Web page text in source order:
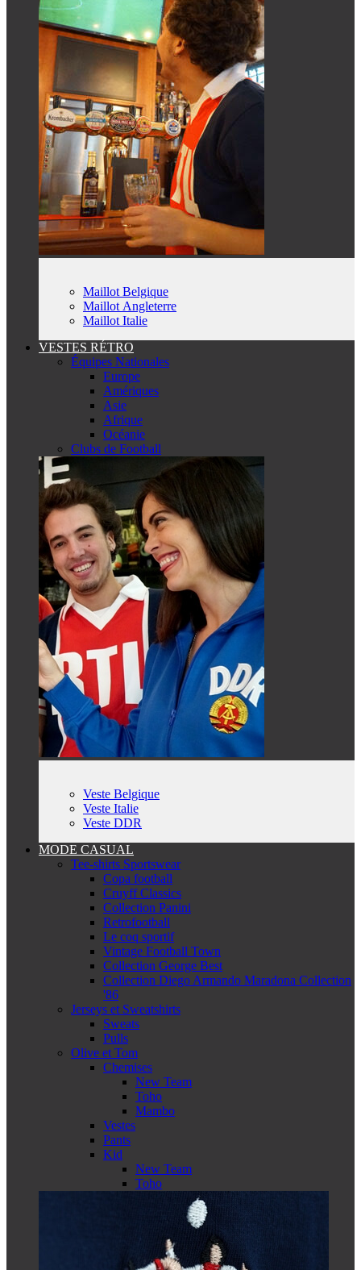
Maillot Belgique
Maillot Angleterre
Maillot Italie
VESTES RÉTRO
Équipes Nationales
Europe
Amériques
Asie
Afrique
Océanie
Clubs de Football
Veste Belgique
Veste Italie
Veste DDR
MODE CASUAL
Tee-shirts Sportswear
Copa football
Cruyff Classics
Collection Panini
Retrofootball
Le coq sportif
Vintage Football Town
Collection George Best
Collection Diego Armando Maradona Collection
'86
Jerseys et Sweatshirts
Sweats
Pulls
Olive et Tom
Chemises
New Team
Toho
Mambo
Vestes
Pants
Kid
New Team
Toho